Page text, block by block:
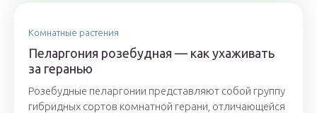
Комнатные растения
Пеларгония розебудная — как ухаживать
за геранью
Розебудные пеларгонии представляют собой группу
гибридных сортов комнатной герани, отличающейся